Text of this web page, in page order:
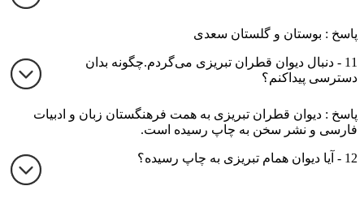
پاسخ : بوستان و گلستان سعدی
11 - دنبال دیوان قطران تبریزی می‌گردم.چگونه بدان
دسترسی پیداکنم؟
پاسخ : دیوان قطران تبریزی به همت فرهنگستان زبان و ادبیات
فارسی و نشر سخن به چاپ رسیده است.
12 - آیا دیوان همام تبریزی به چاپ رسیده؟